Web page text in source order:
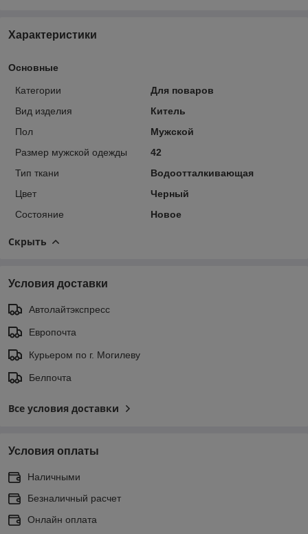
Характеристики
Основные
Категории
Для поваров
Вид изделия
Китель
Пол
Мужской
Размер мужской одежды
42
Тип ткани
Водоотталкивающая
Цвет
Черный
Состояние
Новое
Скрыть
Условия доставки
Автолайтэкспресс
Европочта
Курьером по г. Могилеву
Белпочта
Все условия доставки
Условия оплаты
Наличными
Безналичный расчет
Онлайн оплата